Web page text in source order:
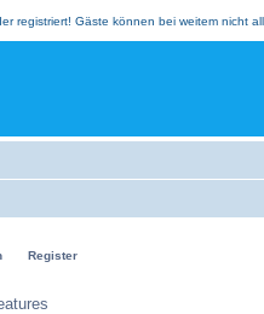
registriert! Gäste können bei weitem nicht
Register